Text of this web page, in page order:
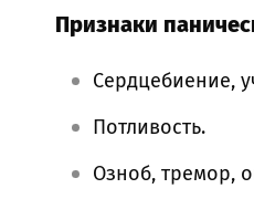
Признаки
Сердцебиение,
Потливость.
Озноб, тремор,